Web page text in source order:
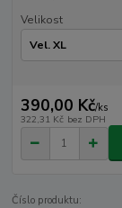
Velikost
390,00 Kč/ks
322,31 Kč bez DPH
Číslo produktu: